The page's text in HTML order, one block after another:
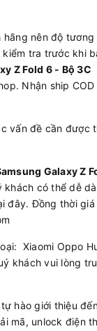
hãng nên độ tương
tra trước khi
Z Fold 6 - Bộ 3C
Nhận ship COD
vấn đề cần được
Galaxy Z
khách có thể dễ
đây. Đồng thời giá
Xiaomi Oppo
khách vui lòng
tự hào giới thiệu
mã, unlock điện